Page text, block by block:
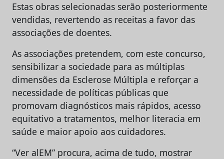
Estas obras selecionadas serão posteriormente
vendidas, revertendo as receitas a favor das
associações de doentes.
As associações pretendem, com este concurso,
sensibilizar a sociedade para as múltiplas
dimensões da Esclerose Múltipla e reforçar a
necessidade de políticas públicas que
promovam diagnósticos mais rápidos, acesso
equitativo a tratamentos, melhor literacia em
saúde e maior apoio aos cuidadores.
“Ver alEM” procura, acima de tudo, mostrar